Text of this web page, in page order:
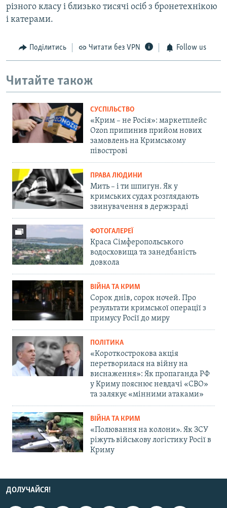
різного класу і близько тисячі осіб з бронетехнікою
і катерами.
Поділитись Читати без VPN Follow us
Читайте також
СУСПІЛЬСТВО
«Крим – не Росія»: маркетплейс
Ozon припинив прийом нових
замовлень на Кримському
півострові
ПРАВА ЛЮДИНИ
Мить – і ти шпигун. Як у
кримських судах розглядають
звинувачення в держзраді
ФОТОГАЛЕРЕЇ
Краса Сімферопольського
водосховища та занедбаність
довкола
ВІЙНА ТА КРИМ
Сорок днів, сорок ночей. Про
результати кримської операції з
примусу Росії до миру
ПОЛІТИКА
«Короткострокова акція
перетворилася на війну на
виснаження»: Як пропаганда РФ
у Криму пояснює невдачі «СВО»
та залякує «мінними атаками»
ВІЙНА ТА КРИМ
«Полювання на колони». Як ЗСУ
ріжуть військову логістику Росії в
Криму
ДОЛУЧАЙСЯ!